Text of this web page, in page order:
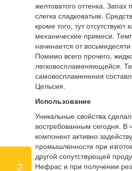
желтоватого оттенка.
слегка сладковатым.
кроме того, тут отсутствуют
механические примеси.
начинается от
Помимо всего прочего,
легковоспламеняющейся.
самовоспламенения
Цельсия.
Использование
Уникальные свойства
востребованным сегодня. В
компонент активно
промышленности при
другой сопутствующей
Нефрас и при получении